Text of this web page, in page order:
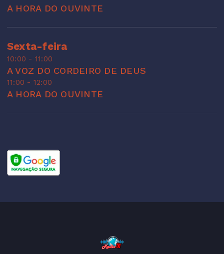
A HORA DO OUVINTE
Sexta-feira
10:00 - 11:00
A VOZ DO CORDEIRO DE DEUS
11:00 - 12:00
A HORA DO OUVINTE